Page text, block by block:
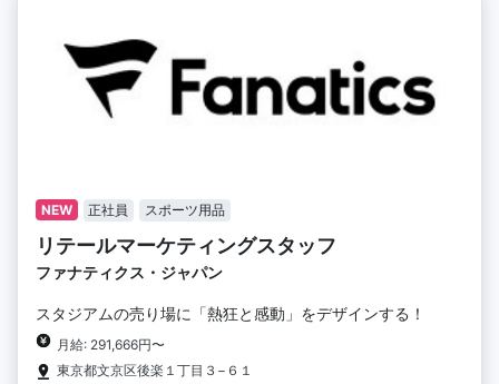
NEW 正社員 スポーツ用品
リテールマーケティングスタッフ
ファナティクス・ジャパン
スタジアムの売り場に「熱狂と感動」をデザインする！
月給: 291,666円〜
東京都文京区後楽１丁目３−６１